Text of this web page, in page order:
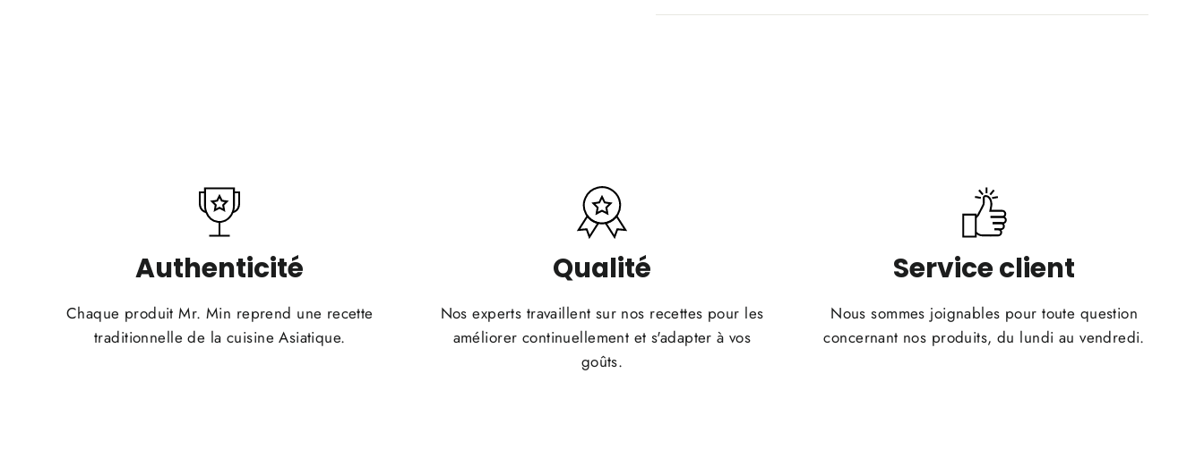
Authenticité
Chaque produit Mr. Min reprend une recette
traditionnelle de la cuisine Asiatique.
Qualité
Nos experts travaillent sur nos recettes pour les
améliorer continuellement et s'adapter à vos
goûts.
Service client
Nous sommes joignables pour toute question
concernant nos produits, du lundi au vendredi.